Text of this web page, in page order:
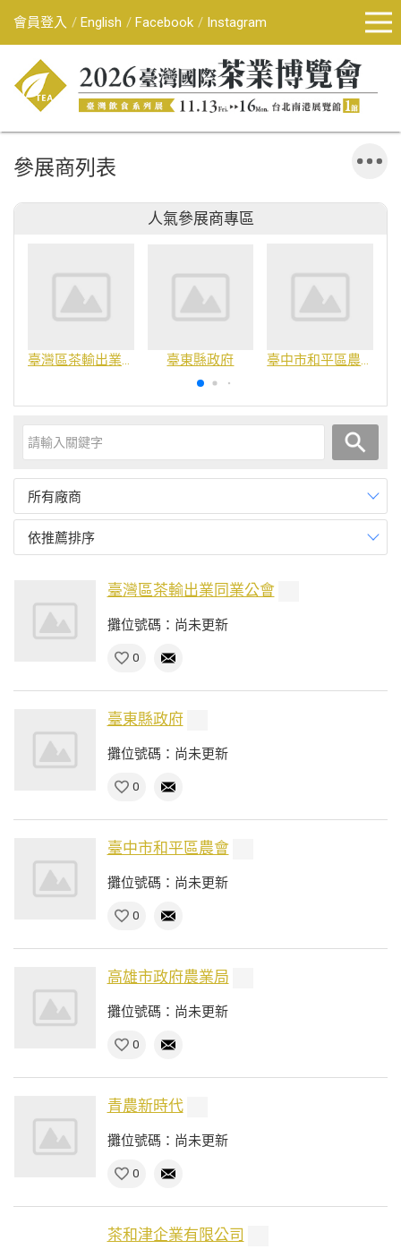
會員登入 English Facebook Instagram
參展商列表
人氣參展商專區
臺東縣政府
所有廠商
依推薦排序
臺灣區茶輸出業同業公會
攤位號碼：尚未更新
0
臺東縣政府
攤位號碼：尚未更新
0
臺中市和平區農會
攤位號碼：尚未更新
0
高雄市政府農業局
攤位號碼：尚未更新
0
青農新時代
攤位號碼：尚未更新
0
茶和津企業有限公司